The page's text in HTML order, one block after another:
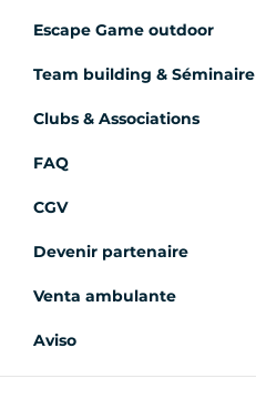
Escape Game outdoor
Team building & Séminaire
Clubs & Associations
FAQ
CGV
Devenir partenaire
Venta ambulante
Aviso